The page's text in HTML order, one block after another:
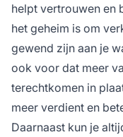
helpt vertrouwen en
het geheim is om
gewend zijn aan je
ook voor dat meer
terechtkomen in
meer verdient en
Daarnaast kun je